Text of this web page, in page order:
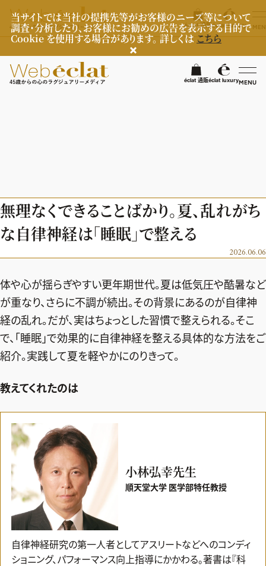
当サイトでは当社の提携先等がお客様のニーズ等について
調査・分析したり、お客様にお勧めの広告を表示する目的で
Cookie を使用する場合があります。 詳しくはこちら
éclat 通販éclat luxuryMENU検
8月の毎日コーデ
50代なに着てる？
ヘアスタイル・ヘアケア
エイジングケア
メイク
50代ベストコスメ
ヘルスケア
ヘルスケアTOPICS
更年期
ストレッチ・エクササイズ
ダイエット
50代健康のお悩み
ライフスタイル
ゴルフ
住まい
旅行＆グルメ
カルチャー
50代のお悩み
エクラ 華組メンバー一覧
エクラ 華組ランキング
チームJマダム
チームJマダムメンバー一覧
チームJマダムランキング
編集長コラム
あら、素敵☆ 手帖
占い
試し読み
エクラ通販
エクラプレミアムNEWS
通販ランキング
デジタルカタログ
エクラプレミアム通販
from編集部
インフォメーション
プレゼント
MAGAZINE
éclat 通販éclat luxury
無理なくできることばかり。夏、乱れがち
な自律神経は「睡眠」で整える
2026.06.06
体や心が揺らぎやすい更年期世代。夏は低気圧や酷暑など
が重なり、さらに不調が続出。その背景にあるのが自律神
経の乱れ。だが、実はちょっとした習慣で整えられる。そこ
で、「睡眠」で効果的に自律神経を整える具体的な方法をご
紹介。実践して夏を軽やかにのりきって。
教えてくれたのは
小林弘幸先生
順天堂大学 医学部特任教授
自律神経研究の第一人者としてアスリートなどへのコンディ
ショニング、パフォーマンス向上指導にかかわる。著書は『科